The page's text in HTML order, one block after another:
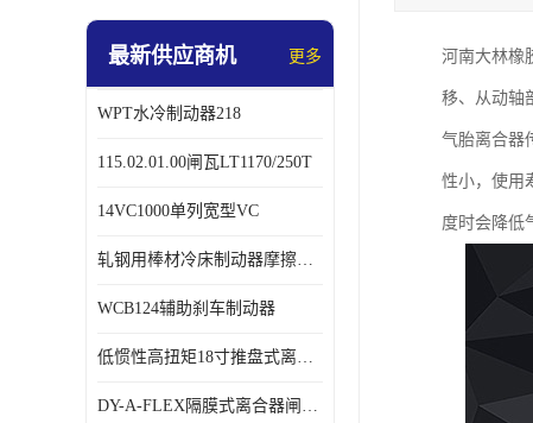
最新供应商机 更多
WPT水冷制动器218
115.02.01.00闸瓦LT1170/250T
14VC1000单列宽型VC
轧钢用棒材冷床制动器摩擦片218
WCB124辅助刹车制动器
低惯性高扭矩18寸推盘式离合器中心盘齿盘W18-11-101
DY-A-FLEX隔膜式离合器闸瓦总成7015125A
河南大林橡
移、从动轴
气胎离合器
性小，使用
度时会降低